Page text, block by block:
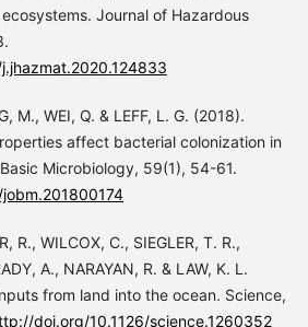
Journal of Hazardous
M., WEI, Q. & LEFF, L. G. (2018).
affect bacterial colonization in
Microbiology, 59(1), 54-61.
R., WILCOX, C., SIEGLER, T. R.,
A., NARAYAN, R. & LAW, K. L.
from land into the ocean. Science,
doi.org/10.1126/science.1260352